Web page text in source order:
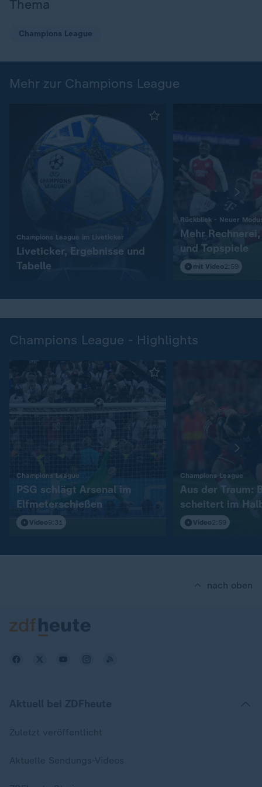
Thema
Champions League
Mehr zur Champions League
Champions League im Liveticker
Liveticker, Ergebnisse und
Tabelle
Rückblick - Neuer
Mehr
und Topspiele
mit Video2:59
Champions League - Highlights
Champions League
PSG schlägt Arsenal im
Elfmeterschießen
Video9:31
Champions League
Aus der Traum:
scheitert im
Video2:59
nach oben